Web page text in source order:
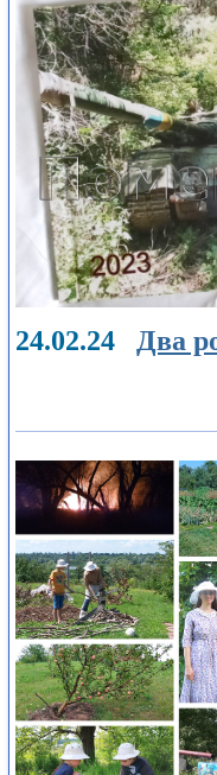
24.02.24 Два